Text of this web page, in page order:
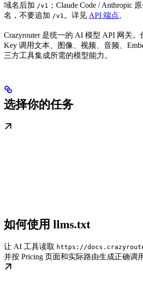
域名后加 /v1
；Claude Code / Anthropic
名，不要追加 /v1 。详见 API 端点。
Crazyrouter 是统一的 AI 模型 API 网关
Key 调用文本、图像、视频、音频、
三方工具集成所需的模型能力。
选择你的任务
如何使用 llms.txt
让 AI 工具读取 https://
并按 Pricing 页面和实际路由生成正确调